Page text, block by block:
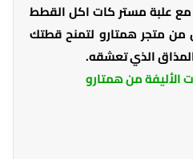
مع علبة مستر كات اكل القطط
من متجر همتارو لتمنح قطتك
الذي تعشقه.
الأليفة من همتارو